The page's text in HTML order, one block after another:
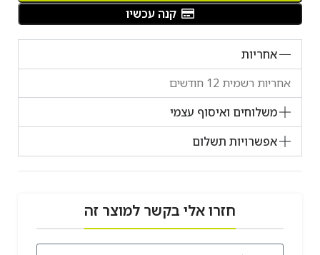
קנה עכשיו
אחריות
אחריות רשמית 12 חודשים
משלוחים ואיסוף עצמי
אפשרויות תשלום
חזרו אלי בקשר למוצר זה